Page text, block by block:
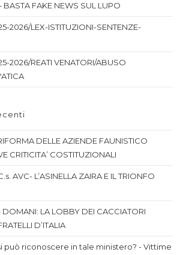
BASTA FAKE NEWS SUL LUPO
2026/LEX-ISTITUZIONI-SENTENZE-
2026/REATI VENATORI/ABUSO
DELLE AZIENDE FAUNISTICO
CRITICITA’ COSTITUZIONALI
AVC- L’ASINELLA ZAIRA E IL TRIONFO
DOMANI: LA LOBBY DEI CACCIATORI
D’ITALIA
può riconoscere in tale ministero? - Vittime